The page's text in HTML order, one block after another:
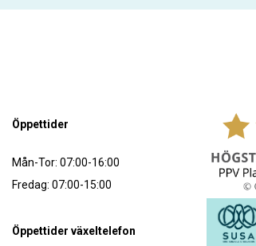
Öppettider
Mån-Tor: 07:00-16:00
Fredag: 07:00-15:00
Öppettider växeltelefon